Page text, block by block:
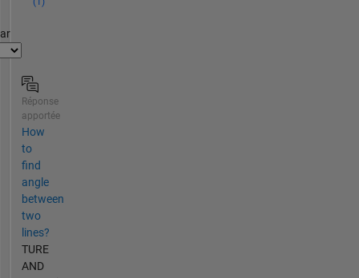
Réponse
apportée
How
to
find
angle
between
two
lines?
TURE
AND